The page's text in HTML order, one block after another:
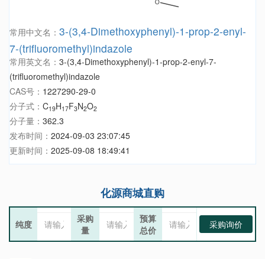
常用中文名： 3-(3,4-Dimethoxyphenyl)-1-prop-2-enyl-
7-(trifluoromethyl)indazole
常用英文名： 3-(3,4-Dimethoxyphenyl)-1-prop-2-enyl-7-
(trifluoromethyl)indazole
CAS号： 1227290-29-0
分子式： C19H17F3N2O2
分子量： 362.3
发布时间： 2024-09-03 23:07:45
更新时间： 2025-09-08 18:49:41
化源商城直购
纯度
采购
量
预算
总价
采购询价